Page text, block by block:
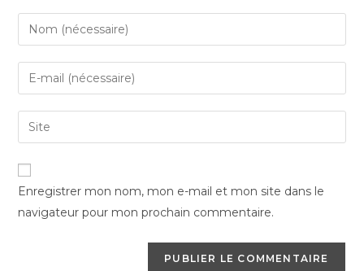
Enter
your
name
username
to
Enter
your
email
address
comment
Saisir
l’URL
de
votre
Enregistrer mon nom, mon e-mail et mon site dans le
navigateur pour mon prochain commentaire.